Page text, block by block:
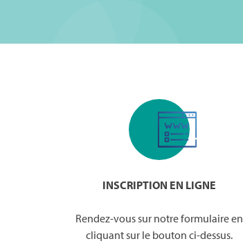
INSCRIPTION EN LIGNE
Rendez-vous sur notre formulaire en
cliquant sur le bouton ci-dessus.